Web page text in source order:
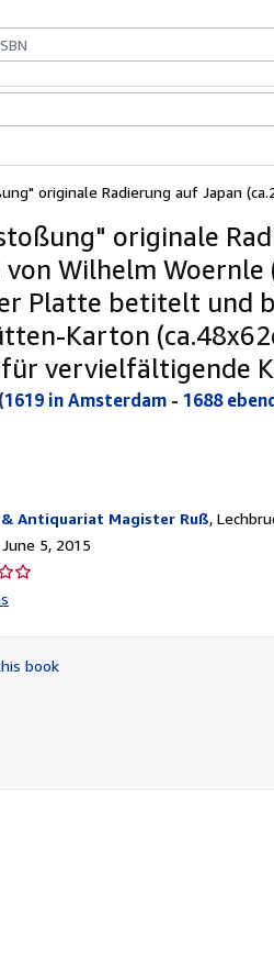
originale Radierung auf Japan
originale
von Wilhelm
Platte betitelt und
Karton
vervielfältigende
in Amsterdam - 1688
Antiquariat Magister Ruß,
5, 2015
book